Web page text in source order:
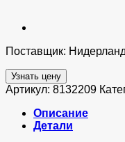
Поставщик:
Узнать цену
Артикул: 8132209
Описание
Детали